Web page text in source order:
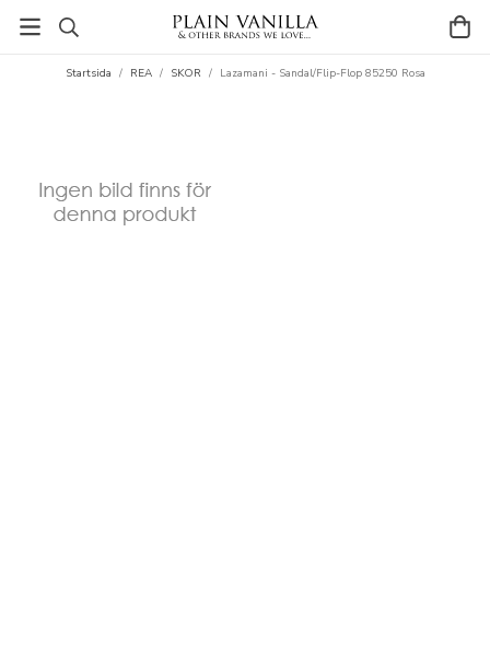
Startsida / REA / SKOR / Lazamani - Sandal/Flip-Flop 85250 Rosa